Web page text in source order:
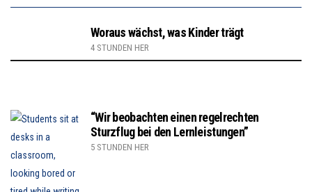
Woraus wächst, was Kinder trägt
4 STUNDEN HER
“Wir beobachten einen regelrechten
Sturzflug bei den Lernleistungen”
5 STUNDEN HER